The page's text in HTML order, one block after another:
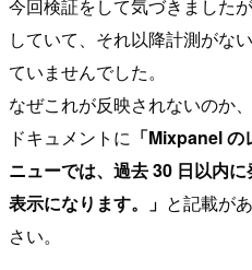
今回検証をして気づきました
していて、それ以降計測がな
ていませんでした。
なぜこれが反映されないのか
ドキュメントに 「Mixpanel
ニューでは、過去 30 日以内
表示になります。」 と記載が
さい。